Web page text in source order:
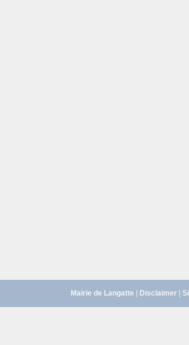
Mairie de Langatte Disclaimer|